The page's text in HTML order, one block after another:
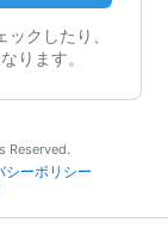
クしたり、
ります。
Reserved.
シーポリシー